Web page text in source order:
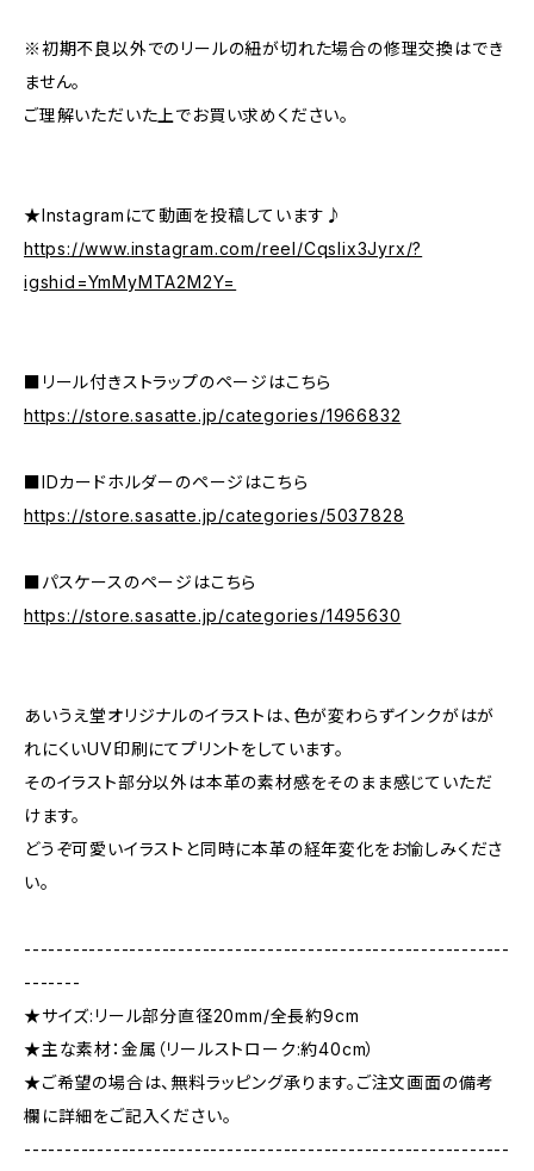
※初期不良以外でのリールの紐が切れた場合の修理交換はでき
ません。
ご理解いただいた上でお買い求めください。
★Instagramにて動画を投稿しています♪
https://www.instagram.com/reel/Cqslix3Jyrx/?
igshid=YmMyMTA2M2Y=
■リール付きストラップのページはこちら
https://store.sasatte.jp/categories/1966832
■IDカードホルダーのページはこちら
https://store.sasatte.jp/categories/5037828
■パスケースのページはこちら
https://store.sasatte.jp/categories/1495630
あいうえ堂オリジナルのイラストは、色が変わらずインクがはが
れにくいUV印刷にてプリントをしています。
そのイラスト部分以外は本革の素材感をそのまま感じていただ
けます。
どうぞ可愛いイラストと同時に本革の経年変化をお愉しみくださ
い。
------------------------------------------------------------
-------
★サイズ:リール部分直径20mm/全長約9cm
★主な素材：金属（リールストローク:約40cm）
★ご希望の場合は、無料ラッピング承ります。ご注文画面の備考
欄に詳細をご記入ください。
------------------------------------------------------------